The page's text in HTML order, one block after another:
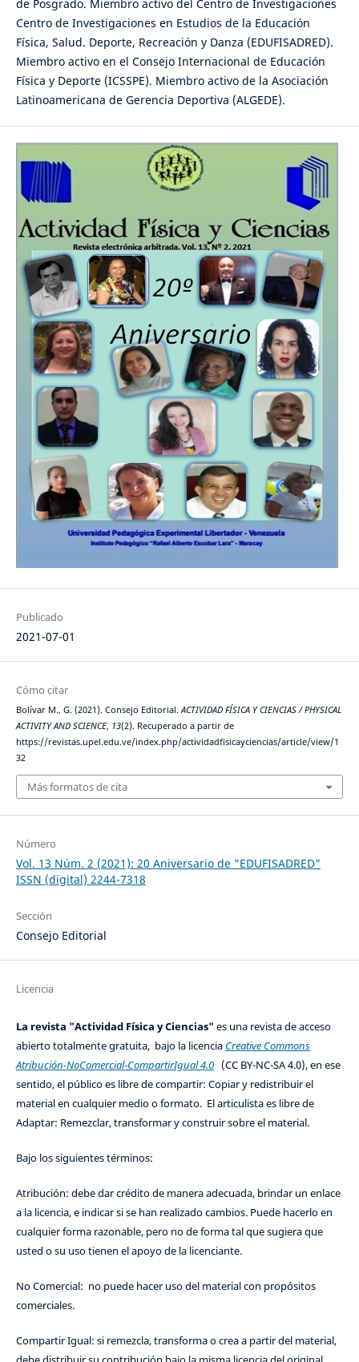
de Posgrado. Miembro activo del Centro de Investigaciones
Centro de Investigaciones en Estudios de la Educación
Física, Salud. Deporte, Recreación y Danza (EDUFISADRED).
Miembro activo en el Consejo Internacional de Educación
Física y Deporte (ICSSPE). Miembro activo de la Asociación
Latinoamericana de Gerencia Deportiva (ALGEDE).
Publicado
2021-07-01
Cómo citar
Bolívar M., G. (2021). Consejo Editorial.ACTIVIDAD FÍSICA Y CIENCIAS / PHYSICAL
ACTIVITY AND SCIENCE, 13(2). Recuperado a partir de
https://revistas.upel.edu.ve/index.php/actividadfisicayciencias/article/view/1
32
Más formatos de cita
Número
Vol. 13 Núm. 2 (2021): 20 Aniversario de "EDUFISADRED"
ISSN (digital) 2244-7318
Sección
Consejo Editorial
Licencia
La revista "Actividad Física y Ciencias" es una revista de acceso
abierto totalmente gratuita, bajo la licencia Creative Commons
Atribución-NoComercial-CompartirIgual 4.0(CC BY-NC-SA 4.0), en ese
sentido, el público es libre de compartir: Copiar y redistribuir el
material en cualquier medio o formato. El articulista es libre de
Adaptar: Remezclar, transformar y construir sobre el material.
Bajo los siguientes términos:
Atribución: debe dar crédito de manera adecuada, brindar un enlace
a la licencia, e indicar si se han realizado cambios. Puede hacerlo en
cualquier forma razonable, pero no de forma tal que sugiera que
usted o su uso tienen el apoyo de la licenciante.
No Comercial: no puede hacer uso del material con propósitos
comerciales.
Compartir Igual: si remezcla, transforma o crea a partir del material,